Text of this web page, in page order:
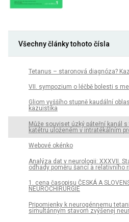
Všechny články tohoto čísla
Tetanus – staronová diagnóza?
VII. sympozium o léčbě bolesti s
Gliom vyššího stupně kaudální
kazuistika
Může souviset úzký páteřní kanál
katétru uloženém v intratékálním
Webové okénko
Analýza dat v neurologii: XXXVII.
odhady poměru šancí a relativního
1. cena časopisu ČESKÁ A
NEUROCHIRURGIE
Pripomienky k neurogénnemu
simultánnym stavom zvýšenej